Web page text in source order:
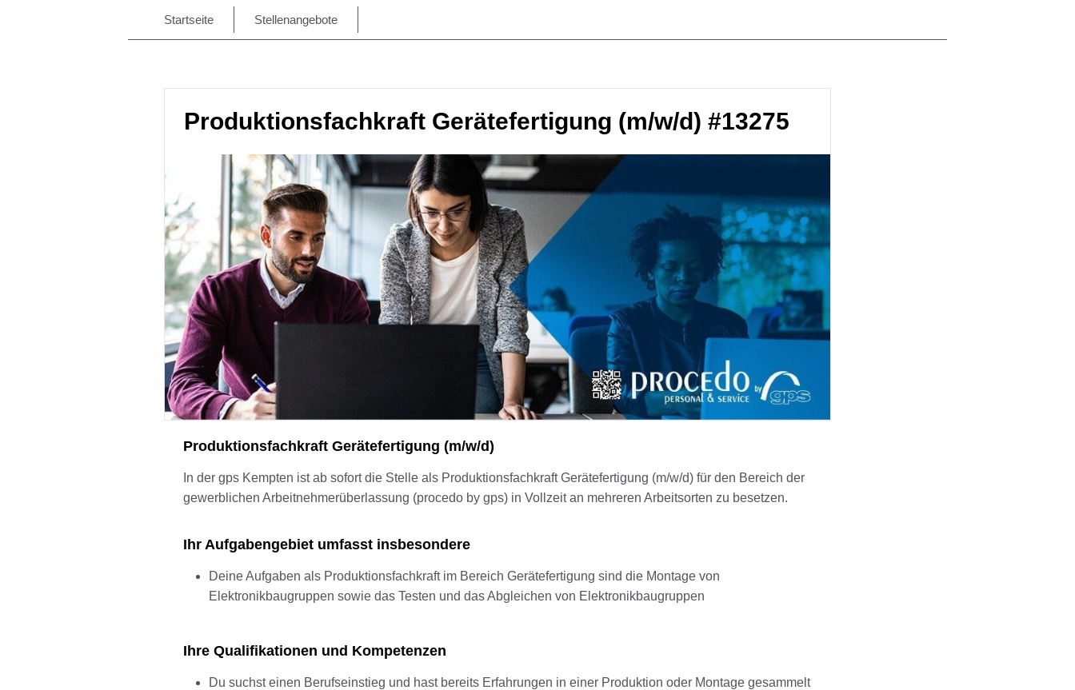
Startseite Stellenangebote
Produktionsfachkraft Gerätefertigung (m/w/d) #13275
Produktionsfachkraft Gerätefertigung (m/w/d)
In der gps Kempten ist ab sofort die Stelle als Produktionsfachkraft Gerätefertigung (m/w/d) für den Bereich der
gewerblichen Arbeitnehmerüberlassung (procedo by gps) in Vollzeit an mehreren Arbeitsorten zu besetzen.
Ihr Aufgabengebiet umfasst insbesondere
Deine Aufgaben als Produktionsfachkraft im Bereich Gerätefertigung sind die Montage von
Elektronikbaugruppen sowie das Testen und das Abgleichen von Elektronikbaugruppen
Ihre Qualifikationen und Kompetenzen
Du suchst einen Berufseinstieg und hast bereits Erfahrungen in einer Produktion oder Montage gesammelt